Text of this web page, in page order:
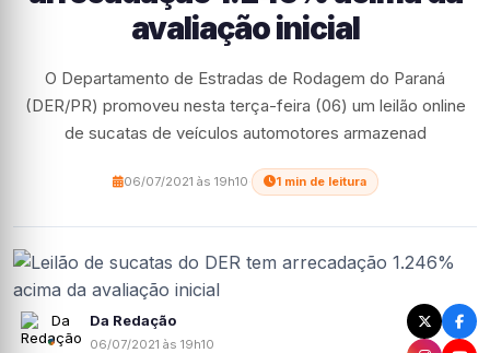
avaliação inicial
O Departamento de Estradas de Rodagem do Paraná
(DER/PR) promoveu nesta terça-feira (06) um leilão online
de sucatas de veículos automotores armazenad
06/07/2021 às 19h10 1 min de leitura
Da Redação
06/07/2021 às 19h10